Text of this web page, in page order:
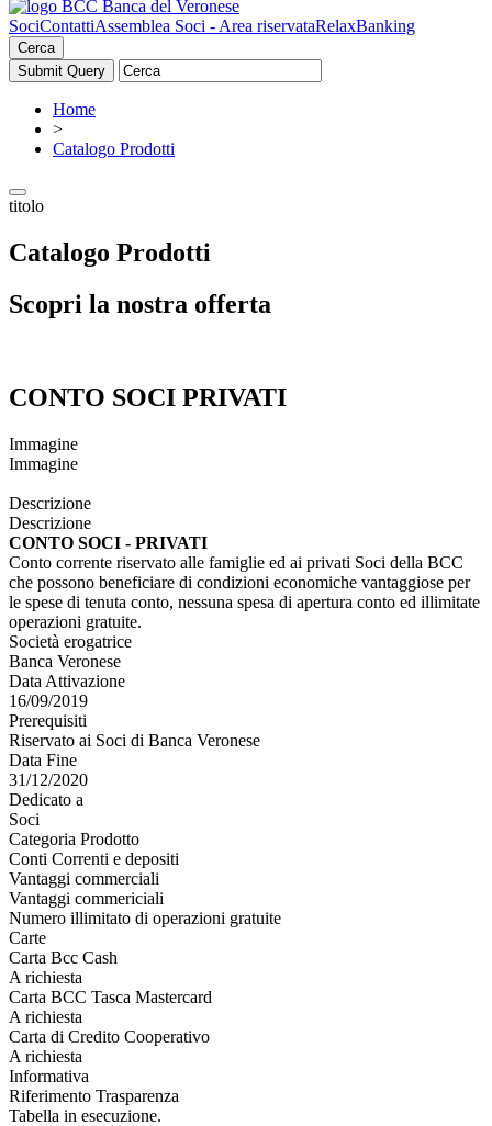
SociContattiAssemblea Soci - Area riservataRelaxBanking
Cerca
Home
>
Catalogo Prodotti
titolo
Catalogo Prodotti
Scopri la nostra offerta
CONTO SOCI PRIVATI
Immagine
Immagine
Descrizione
Descrizione
CONTO SOCI - PRIVATI
Conto corrente riservato alle famiglie ed ai privati Soci della BCC
che possono beneficiare di condizioni economiche vantaggiose per
le spese di tenuta conto, nessuna spesa di apertura conto ed illimitate
operazioni gratuite.
Società erogatrice
Banca Veronese
Data Attivazione
16/09/2019
Prerequisiti
Riservato ai Soci di Banca Veronese
Data Fine
31/12/2020
Dedicato a
Soci
Categoria Prodotto
Conti Correnti e depositi
Vantaggi commerciali
Vantaggi commericiali
Numero illimitato di operazioni gratuite
Carte
Carta Bcc Cash
A richiesta
Carta BCC Tasca Mastercard
A richiesta
Carta di Credito Cooperativo
A richiesta
Informativa
Riferimento Trasparenza
Tabella in esecuzione.